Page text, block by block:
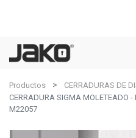
Productos
CERRADURAS DE
CERRADURA SIGMA MOLETEADO
M22057